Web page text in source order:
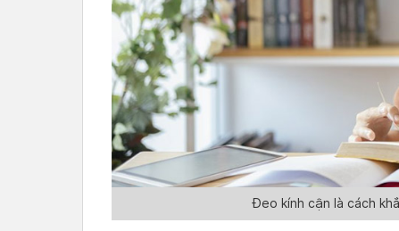
Đeo kính cận là cách